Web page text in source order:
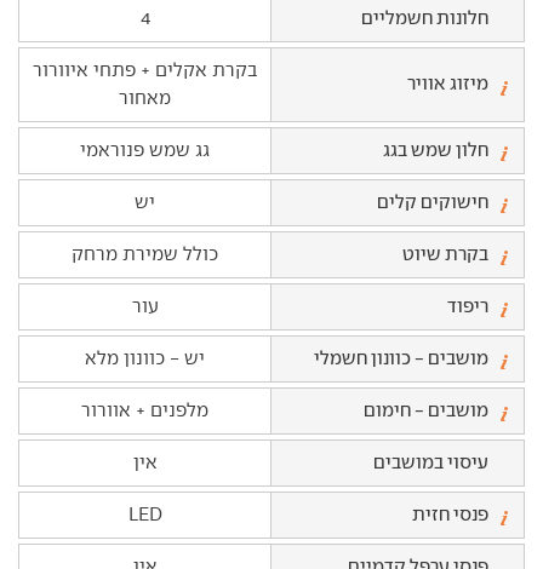
חלונות חשמליים 4
מיזוג אוויר
בקרת אקלים + פתחי איוורור
מאחור
חלון שמש בגג גג שמש פנוראמי
חישוקים קלים יש
בקרת שיוט כולל שמירת מרחק
ריפוד עור
מושבים - כוונון חשמלי יש - כוונון מלא
מושבים - חימום מלפנים + אוורור
עיסוי במושבים אין
פנסי חזית LED